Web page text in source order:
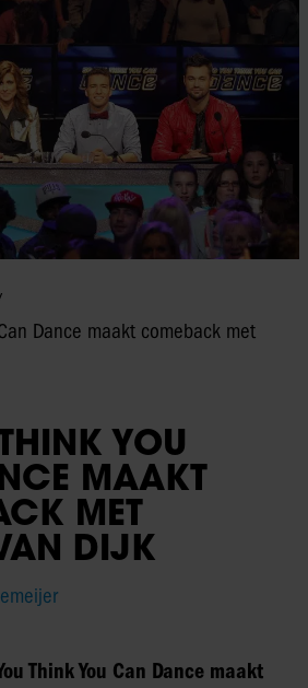
Dance maakt comeback met
YOU
MAAKT
MET
DIJK
Think You Can Dance maakt